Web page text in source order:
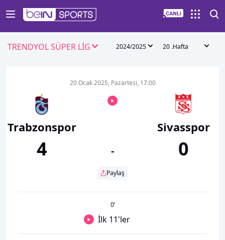
TRENDYOL SÜPER LİG 2024/2025 20 .Hafta
Trabzonspor
4
20 Ocak 2025, Pazartesi, 17:00
-
Paylaş
Sivasspor
0
0’
İlk 11'ler